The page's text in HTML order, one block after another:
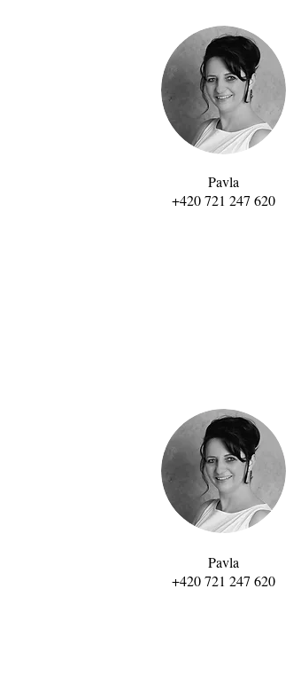
Pavla
+420 721 247 620
Pavla
+420 721 247 620